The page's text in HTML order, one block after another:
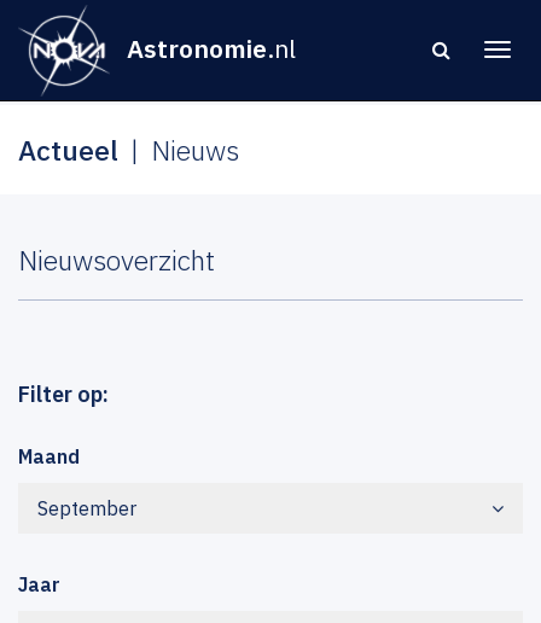
Astronomie.nl
Actueel Nieuws
Nieuwsoverzicht
Filter op:
Maand
September
Jaar